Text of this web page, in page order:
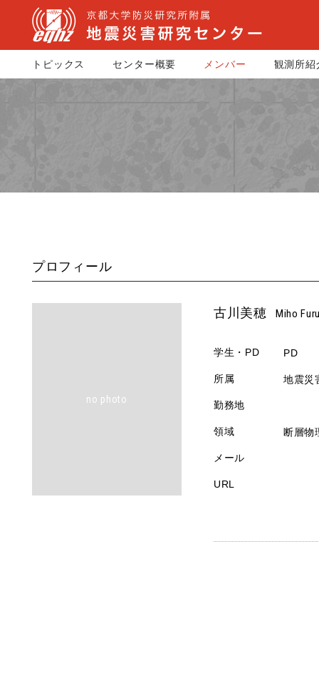
トピックス センター概要 メンバー 観測所紹
プロフィール
no photo
古川美穂 Miho
学生・PD PD
所属 地震災
勤務地
領域 断層物
メール
URL